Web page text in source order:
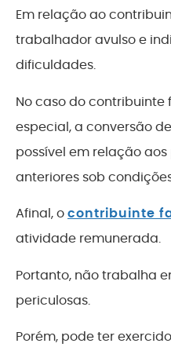
Em relação ao
trabalhador avulso e
dificuldades.
No caso do
especial, a conversão
possível em relação
anteriores sob
Afinal, ocontribuinte
atividade remunerada.
Portanto, não trabalha
periculosas.
Porém, pode ter